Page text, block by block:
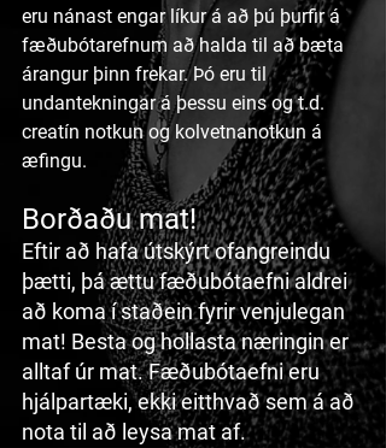
eru nánast engar líkur á að þú þurfir á
fæðubótarefnum að halda til að bæta
árangur þinn frekar. Þó eru til
undantekningar á þessu eins og t.d.
creatín notkun og kolvetnanotkun á
æfingu.
Borðaðu mat!
Eftir að hafa útskýrt ofangreindu
þætti, þá ættu fæðubótaefni aldrei
að koma í staðein fyrir venjulegan
mat! Besta og hollasta næringin er
alltaf úr mat. Fæðubótaefni eru
hjálpartæki, ekki eitthvað sem á að
nota til að leysa mat af.